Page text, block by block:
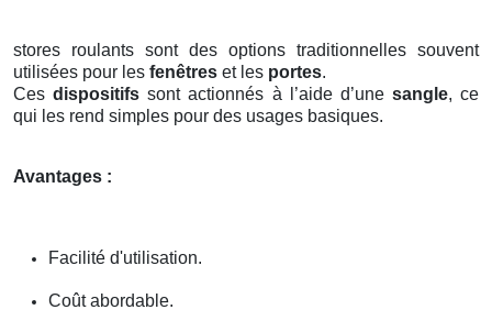
stores roulants sont des options traditionnelles souvent
utilisées pour les fenêtres et les portes.
Cesdispositifs sont actionnés à l’aide d’une sangle, ce
qui les rend simples pour des usages basiques.
Avantages :
Facilité d'utilisation.
Coût abordable.